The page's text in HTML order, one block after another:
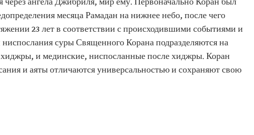
через ангела Джибриля, мир ему. Первоначально Коран был
месяца Рамадан на нижнее небо, после чего
23 лет в соответствии с происходившими событиями и
суры Священного Корана подразделяются на
и мединские, ниспосланные после хиджры. Коран
и аяты отличаются универсальностью и сохраняют свою